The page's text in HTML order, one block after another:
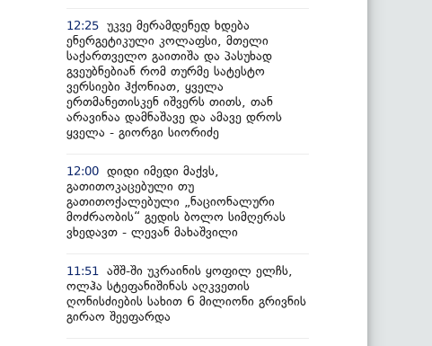
12:25 უკვე მერამდენედ ხდება
ენერგეტიკული კოლაფსი, მთელი
საქართველო გაითიშა და პასუხად
გვეუბნებიან რომ თურმე სატესტო
ვერსიები ჰქონიათ, ყველა
ერთმანეთისკენ იშვერს თითს, თან
არავინაა დამნაშავე და ამავე დროს
ყველა - გიორგი სიორიძე
12:00 დიდი იმედი მაქვს,
გათითოკაცებული თუ
გათითოქალებული „ნაციონალური
მოძრაობის“ გედის ბოლო სიმღერას
ვხედავთ - ლევან მახაშვილი
11:51
აშშ-ში უკრაინის ყოფილ ელჩს,
ოლჰა სტეფანიშინას აღკვეთის
ღონისძიების სახით 6 მილიონი გრივნის
გირაო შეეფარდა